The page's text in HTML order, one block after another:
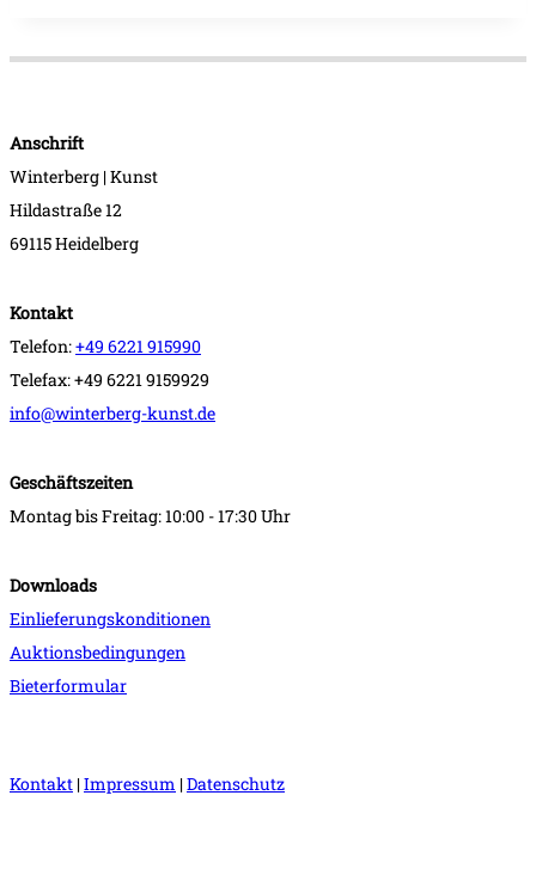
Anschrift
Winterberg | Kunst
Hildastraße 12
69115 Heidelberg
Kontakt
Telefon:+49 6221 915990
Telefax: +49 6221 9159929
info@winterberg-kunst.de
Geschäftszeiten
Montag bis Freitag: 10:00 - 17:30 Uhr
Downloads
Einlieferungskonditionen
Auktionsbedingungen
Bieterformular
Kontakt |Impressum |Datenschutz